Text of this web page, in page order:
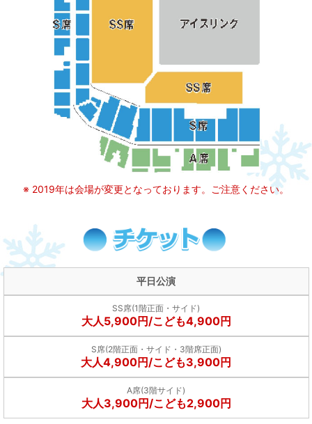
2019年は会場が変更となっております。ご注意ください。
平日公演
SS席(1階正面・サイド)
大人5,900円/こども4,900円
S席(2階正面・サイド・3階席正面)
大人4,900円/こども3,900円
A席(3階サイド)
大人3,900円/こども2,900円